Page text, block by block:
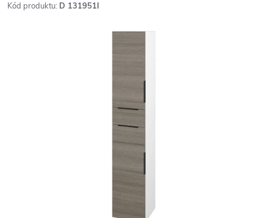
Kód produktu: D 131951I